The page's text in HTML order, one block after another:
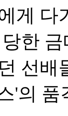
게 다
한
선
'의 품